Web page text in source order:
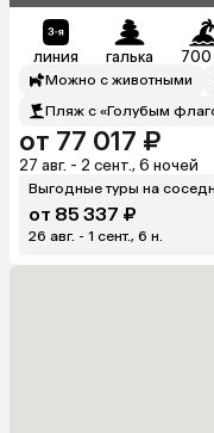
линия галька 700
Можно с животными
Пляж с «Голубым
от 77 017 ₽
27 авг. - 2 сент., 6 ночей
Выгодные туры на
от 85 337 ₽
26 авг. - 1 сент., 6 н.